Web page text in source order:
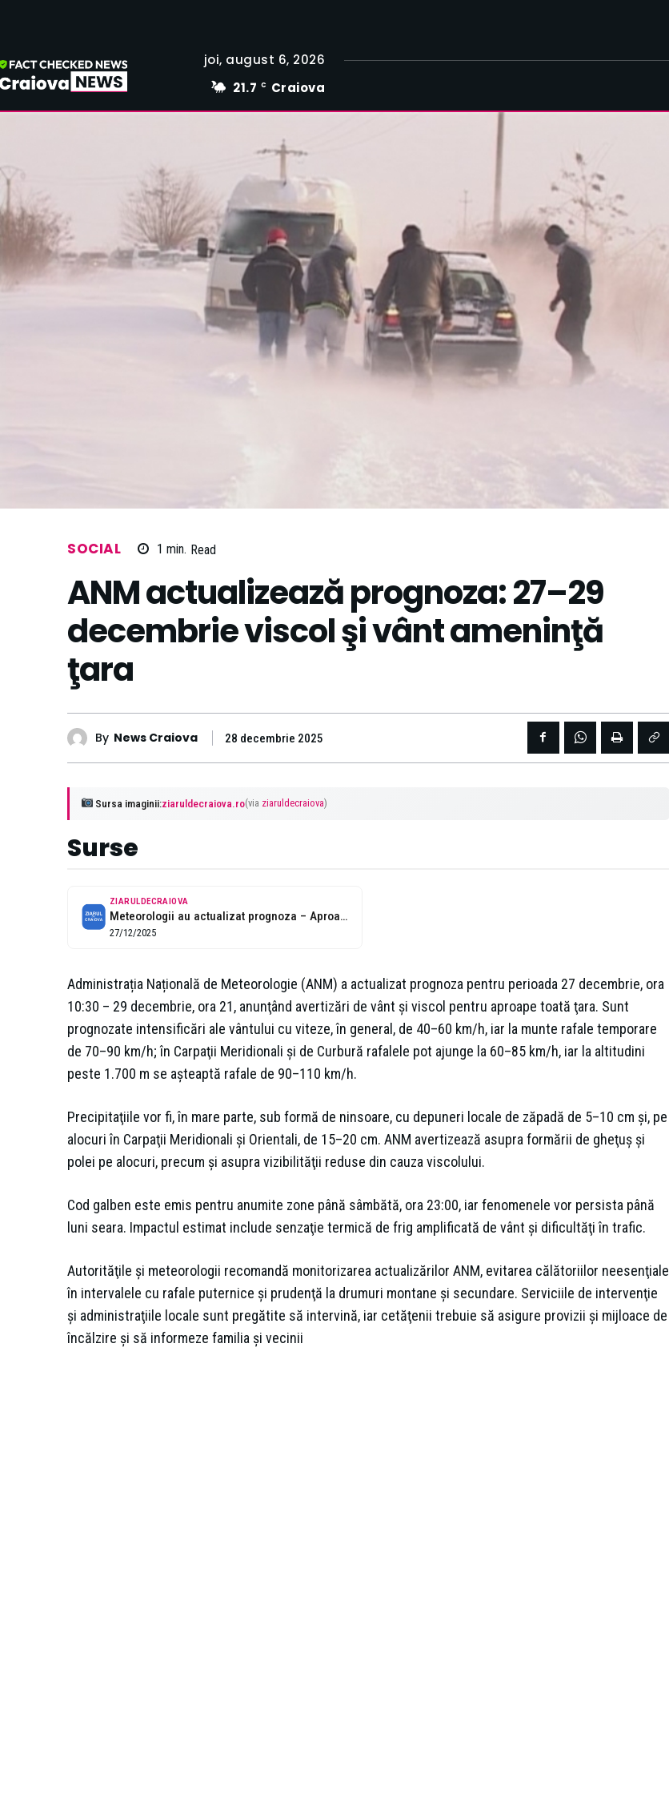
joi, august 6, 2026
21.7 C Craiova
SOCIAL 1 min. Read
ANM actualizează prognoza: 27–29
decembrie viscol şi vânt ameninţă
ţara
By News Craiova 28 decembrie 2025
Sursa imaginii:ziaruldecraiova.ro(via ziaruldecraiova)
Surse
ZIARULDECRAIOVA
Meteorologii au actualizat prognoza – Aproape toată ţara intră sub avertizări de...
27/12/2025
Administrația Națională de Meteorologie (ANM) a actualizat prognoza pentru perioada 27 decembrie, ora
10:30 – 29 decembrie, ora 21, anunţând avertizări de vânt şi viscol pentru aproape toată ţara. Sunt
prognozate intensificări ale vântului cu viteze, în general, de 40–60 km/h, iar la munte rafale temporare
de 70–90 km/h; în Carpaţii Meridionali şi de Curbură rafalele pot ajunge la 60–85 km/h, iar la altitudini
peste 1.700 m se aşteaptă rafale de 90–110 km/h.
Precipitaţiile vor fi, în mare parte, sub formă de ninsoare, cu depuneri locale de zăpadă de 5–10 cm şi, pe
alocuri în Carpaţii Meridionali şi Orientali, de 15–20 cm. ANM avertizează asupra formării de gheţuş şi
polei pe alocuri, precum şi asupra vizibilităţii reduse din cauza viscolului.
Cod galben este emis pentru anumite zone până sâmbătă, ora 23:00, iar fenomenele vor persista până
luni seara. Impactul estimat include senzaţie termică de frig amplificată de vânt şi dificultăţi în trafic.
Autorităţile şi meteorologii recomandă monitorizarea actualizărilor ANM, evitarea călătoriilor neesenţiale
în intervalele cu rafale puternice şi prudenţă la drumuri montane şi secundare. Serviciile de intervenţie
şi administraţiile locale sunt pregătite să intervină, iar cetăţenii trebuie să asigure provizii şi mijloace de
încălzire şi să informeze familia şi vecinii